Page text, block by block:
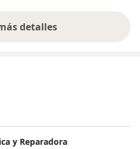
detalles
sobre la experiencia
y Reparadora